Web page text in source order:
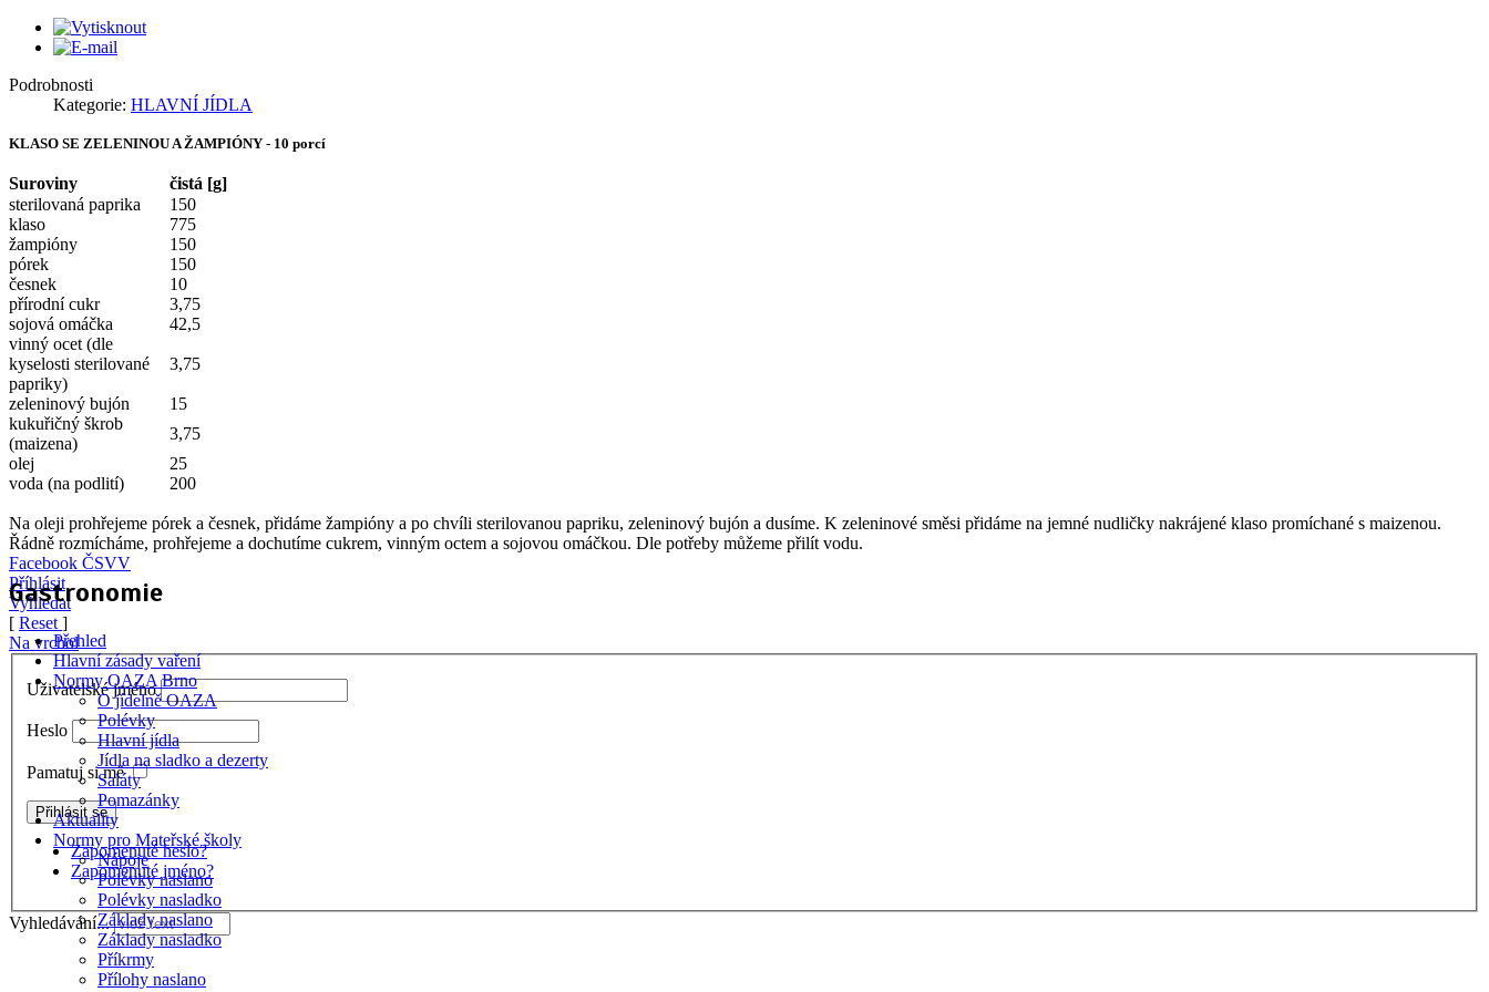
Podrobnosti
Kategorie: HLAVNÍ JÍDLA
KLASO SE ZELENINOU A ŽAMPIÓNY - 10 porcí
Suroviny
čistá [g]
sterilovaná paprika
150
klaso
775
žampióny
150
pórek
150
česnek
10
přírodní cukr
3,75
sojová omáčka
42,5
vinný ocet (dle
kyselosti sterilované
papriky)
3,75
zeleninový bujón
15
kukuřičný škrob
(maizena)
3,75
olej
25
voda (na podlití)
200
Na oleji prohřejeme pórek a česnek, přidáme žampióny a po chvíli sterilovanou papriku, zeleninový bujón a dusíme. K zeleninové směsi přidáme na jemné nudličky nakrájené klaso promíchané s maizenou.
Řádně rozmícháme, prohřejeme a dochutíme cukrem, vinným octem a sojovou omáčkou. Dle potřeby můžeme přilít vodu.
Gastronomie
Přehled
Hlavní zásady vaření
Normy OAZA Brno
O jídelně OAZA
Polévky
Hlavní jídla
Jídla na sladko a dezerty
Saláty
Pomazánky
Aktuality
Normy pro Mateřské školy
Nápoje
Polévky naslano
Polévky nasladko
Základy naslano
Základy nasladko
Příkrmy
Přílohy naslano
Facebook ČSVV
Příhlásit
Vyhledat
[ Reset ]
Na vrchol
Uživatelské jméno
Heslo
Pamatuj si mě
Zapomenuté heslo?
Zapomenuté jméno?
Vyhledávání...